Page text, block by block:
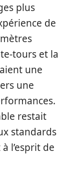
plus
de
tours et la
une
une
restait
standards
l’esprit de